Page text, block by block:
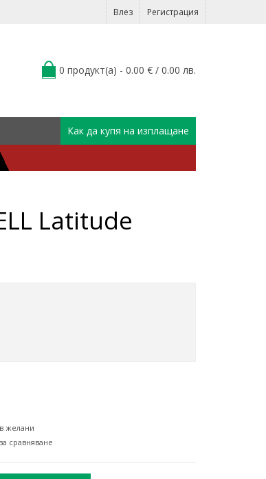
Влез Регистрация
0 продукт(а) - 0.00 € / 0.00 лв.
Как да купя на изплащане
Latitude
желани
сравняване